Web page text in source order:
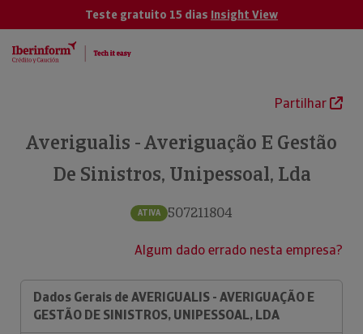
Teste gratuito 15 dias Insight View
Partilhar
Averigualis - Averiguação E Gestão
De Sinistros, Unipessoal, Lda
ATIVA 507211804
Algum dado errado nesta empresa?
Dados Gerais de AVERIGUALIS - AVERIGUAÇÃO E
GESTÃO DE SINISTROS, UNIPESSOAL, LDA